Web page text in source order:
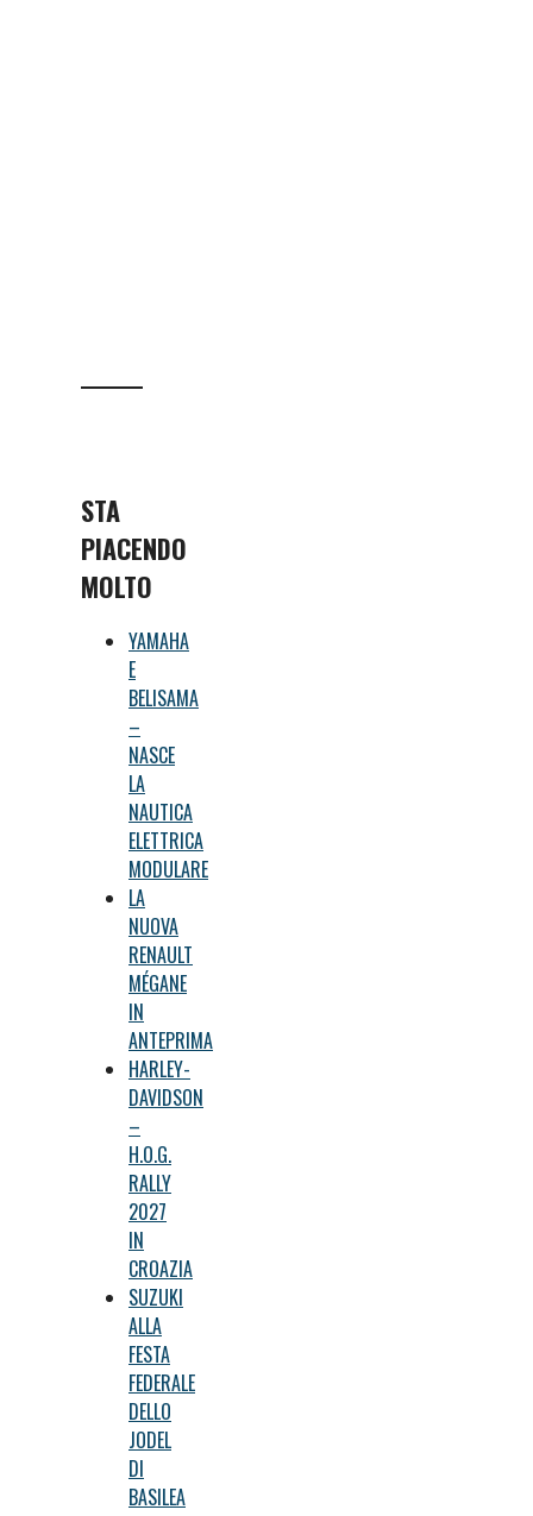
STA
PIACENDO
MOLTO
YAMAHA
E
BELISAMA
–
NASCE
LA
NAUTICA
ELETTRICA
MODULARE
LA
NUOVA
RENAULT
MÉGANE
IN
ANTEPRIMA
HARLEY-
DAVIDSON
–
H.O.G.
RALLY
2027
IN
CROAZIA
SUZUKI
ALLA
FESTA
FEDERALE
DELLO
JODEL
DI
BASILEA